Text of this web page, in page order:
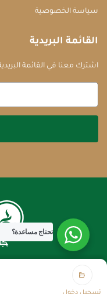
تحتاج مساعدة؟
سياسة الخصوصية
القائمة البريدية
اشترك معنا في القائمة